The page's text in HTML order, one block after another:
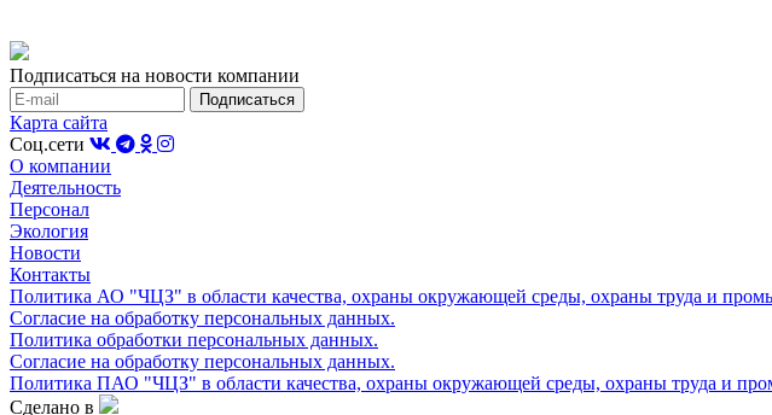
Подписаться на новости компании
Карта сайта
Соц.сети
О компании
Деятельность
Персонал
Экология
Новости
Контакты
Политика АО "ЧЦЗ" в области качества, охраны окружающей среды, охраны труда и
Согласие на обработку персональных данных.
Политика обработки персональных данных.
Согласие на обработку персональных данных.
Политика ПАО "ЧЦЗ" в области качества, охраны окружающей среды, охраны труда и
Сделано в